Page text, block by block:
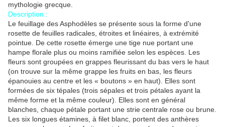
mythologie grecque.
Description :
Le feuillage des Asphodèles se présente sous la forme d'une
rosette de feuilles radicales, étroites et linéaires, à extrémité
pointue. De cette rosette émerge une tige nue portant une
hampe florale plus ou moins ramifiée selon les espèces. Les
fleurs sont groupées en grappes fleurissant du bas vers le haut
(on trouve sur la même grappe les fruits en bas, les fleurs
épanouies au centre et les « boutons » en haut). Elles sont
formées de six tépales (trois sépales et trois pétales ayant la
même forme et la même couleur). Elles sont en général
blanches, chaque pétale portant une strie centrale rose ou brune.
Les six longues étamines, à filet blanc, portent des anthères